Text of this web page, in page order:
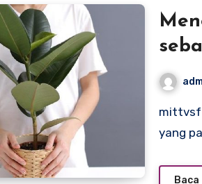
mittvsfact.com – Ficus adalah salah satu genus tanaman
yang